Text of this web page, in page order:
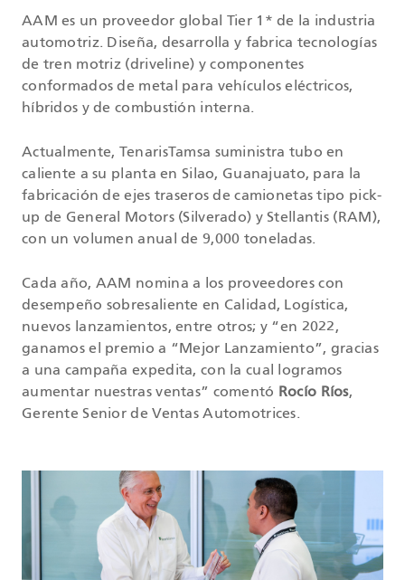
AAM es un proveedor global Tier 1* de la industria
automotriz. Diseña, desarrolla y fabrica tecnologías
de tren motriz (driveline) y componentes
conformados de metal para vehículos eléctricos,
híbridos y de combustión interna.
Actualmente, TenarisTamsa suministra tubo en
caliente a su planta en Silao, Guanajuato, para la
fabricación de ejes traseros de camionetas tipo pick-
up de General Motors (Silverado) y Stellantis (RAM),
con un volumen anual de 9,000 toneladas.
Cada año, AAM nomina a los proveedores con
desempeño sobresaliente en Calidad, Logística,
nuevos lanzamientos, entre otros; y “en 2022,
ganamos el premio a “Mejor Lanzamiento”, gracias
a una campaña expedita, con la cual logramos
aumentar nuestras ventas” comentó Rocío Ríos,
Gerente Senior de Ventas Automotrices.